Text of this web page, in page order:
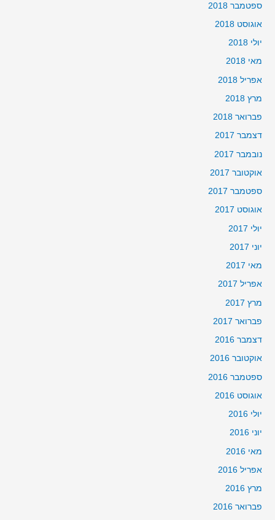
ספטמבר 2018
אוגוסט 2018
יולי 2018
מאי 2018
אפריל 2018
מרץ 2018
פברואר 2018
דצמבר 2017
נובמבר 2017
אוקטובר 2017
ספטמבר 2017
אוגוסט 2017
יולי 2017
יוני 2017
מאי 2017
אפריל 2017
מרץ 2017
פברואר 2017
דצמבר 2016
אוקטובר 2016
ספטמבר 2016
אוגוסט 2016
יולי 2016
יוני 2016
מאי 2016
אפריל 2016
מרץ 2016
פברואר 2016